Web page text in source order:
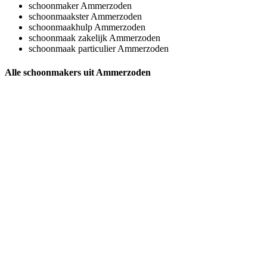
schoonmaker Ammerzoden
schoonmaakster Ammerzoden
schoonmaakhulp Ammerzoden
schoonmaak zakelijk Ammerzoden
schoonmaak particulier Ammerzoden
Alle schoonmakers uit Ammerzoden